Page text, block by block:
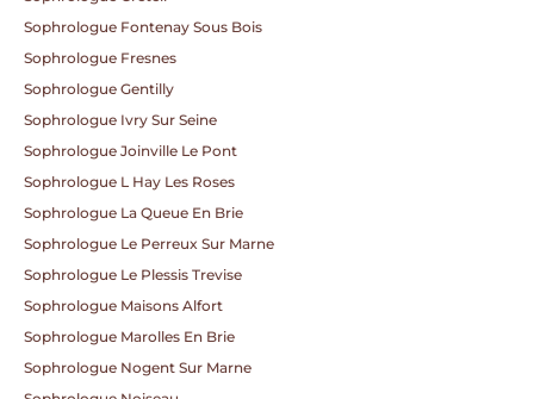
Sophrologue Fontenay Sous Bois
Sophrologue Fresnes
Sophrologue Gentilly
Sophrologue Ivry Sur Seine
Sophrologue Joinville Le Pont
Sophrologue L Hay Les Roses
Sophrologue La Queue En Brie
Sophrologue Le Perreux Sur Marne
Sophrologue Le Plessis Trevise
Sophrologue Maisons Alfort
Sophrologue Marolles En Brie
Sophrologue Nogent Sur Marne